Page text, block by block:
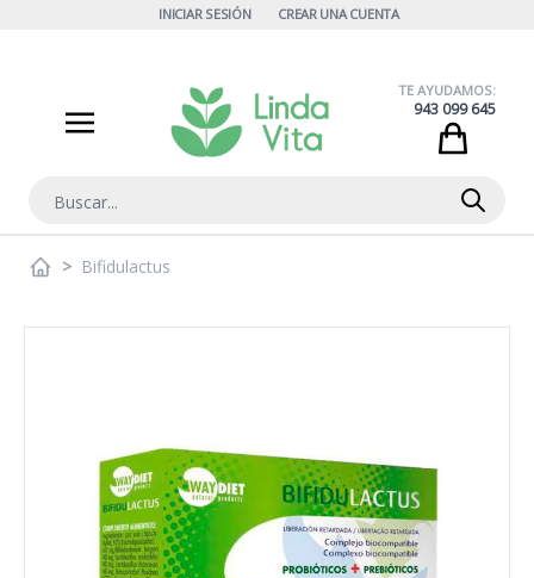
INICIAR SESIÓN CREAR UNA CUENTA
Buscar
TE AYUDAMOS:
943 099 645
> Bifidulactus